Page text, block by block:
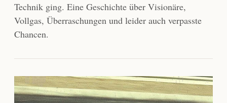
Technik ging. Eine Geschichte über Visionäre,
Vollgas, Überraschungen und leider auch verpasste
Chancen.